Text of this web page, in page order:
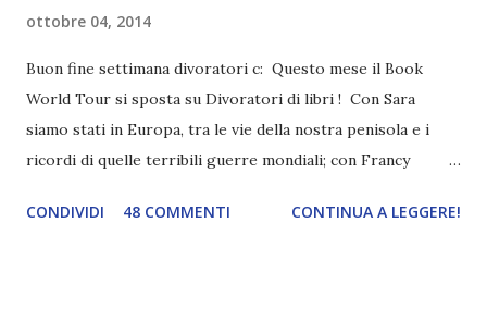
ottobre 04, 2014
Buon fine settimana divoratori c: Questo mese il Book
World Tour si sposta su Divoratori di libri ! Con Sara
siamo stati in Europa, tra le vie della nostra penisola e i
ricordi di quelle terribili guerre mondiali; con Francy
abbiamo vagato nella savana. Ora preparate le valigie che si
CONDIVIDI 48 COMMENTI CONTINUA A LEGGERE!